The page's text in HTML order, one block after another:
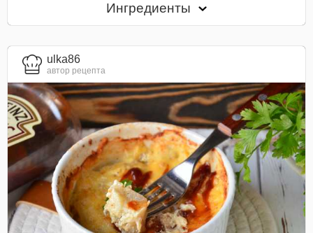
Ингредиенты
ulka86
автор рецепта